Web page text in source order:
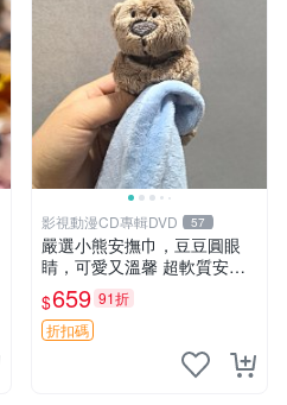
影視動漫CD專輯DVD 57
嚴選小熊安撫巾，豆豆圓眼
睛，可愛又溫馨 超軟質安撫
巾，豆豆設計，哄睡好幫手
約克豆豆眼安撫巾 數碼豆豆
眼
$659 91折
折扣碼